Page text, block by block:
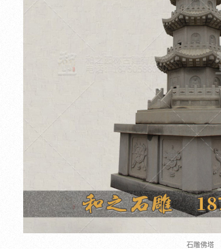
石雕佛塔